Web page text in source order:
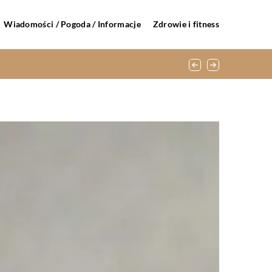
Wiadomości / Pogoda / Informacje Zdrowie i fitness